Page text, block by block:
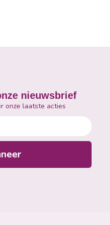
nieuwsbrief
onze laatste acties